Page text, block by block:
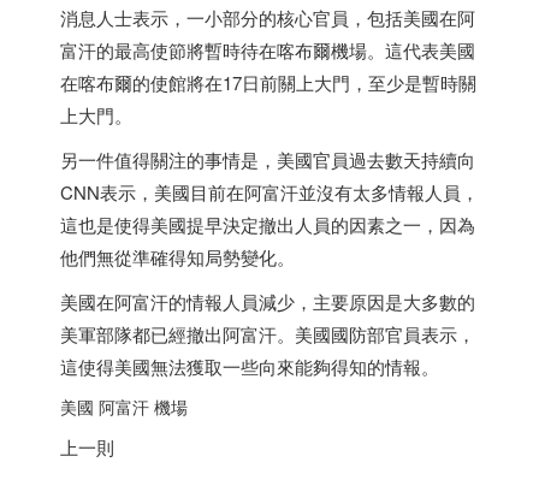
消息人士表示，一小部分的核心官員，包括美國在阿
富汗的最高使節將暫時待在喀布爾機場。這代表美國
在喀布爾的使館將在17日前關上大門，至少是暫時關
上大門。
另一件值得關注的事情是，美國官員過去數天持續向
CNN表示，美國目前在阿富汗並沒有太多情報人員，
這也是使得美國提早決定撤出人員的因素之一，因為
他們無從準確得知局勢變化。
美國在阿富汗的情報人員減少，主要原因是大多數的
美軍部隊都已經撤出阿富汗。美國國防部官員表示，
這使得美國無法獲取一些向來能夠得知的情報。
美國 阿富汗 機場
上一則